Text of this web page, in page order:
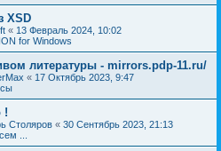
XSD
« 13 Февраль 2024, 10:02
for Windows
литературы - mirrors.pdp-11.ru/
« 17 Октябрь 2023, 9:47
!
Столяров « 30 Сентябрь 2023, 21:13
...